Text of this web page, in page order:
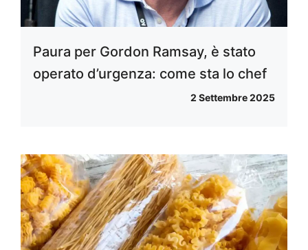
Paura per Gordon Ramsay, è stato
operato d’urgenza: come sta lo chef
2 Settembre 2025